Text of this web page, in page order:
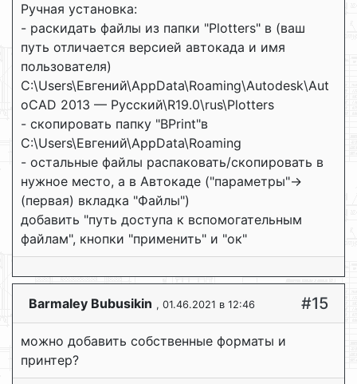
Ручная установка:
- раскидать файлы из папки "Plotters" в (ваш
путь отличается версией автокада и имя
пользователя)
C:\Users\Евгений\AppData\Roaming\Autodesk\Aut
oCAD 2013 — Русский\R19.0\rus\Plotters
- скопировать папку "BPrint"в
C:\Users\Евгений\AppData\Roaming
- остальные файлы распаковать/скопировать в
нужное место, а в Автокаде ("параметры"->
(первая) вкладка "Файлы")
добавить "путь доступа к вспомогательным
файлам", кнопки "применить" и "ок"
Barmaley Bubusikin , 01.46.2021 в 12:46 #15
можно добавить собственные форматы и
принтер?